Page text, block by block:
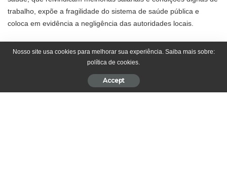
trabalho, expõe a fragilidade do sistema de saúde pública e
coloca em evidência a negligência das autoridades locais.
O deputado Barranco tem se posicionado de forma firme,
exigindo que o governo de Mato Grosso tome providências
imediatas para resolver a situação. Em seus requerimentos,
apresentados na Assembleia Legislativa, Barranco cobra
Nosso site usa cookies para melhorar sua experiência. Saiba mais sobre:
política de cookies.
Accept